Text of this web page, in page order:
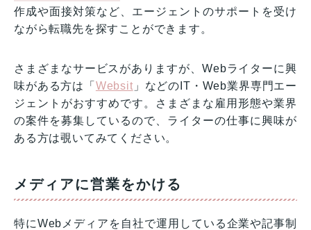
作成や面接対策など、エージェントのサポートを受け
ながら転職先を探すことができます。
さまざまなサービスがありますが、Webライターに興
味がある方は「 Websit 」などのIT・Web業界専門エー
ジェントがおすすめです。さまざまな雇用形態や業界
の案件を募集しているので、ライターの仕事に興味が
ある方は覗いてみてください。
メディアに営業をかける
特にWebメディアを自社で運用している企業や記事制